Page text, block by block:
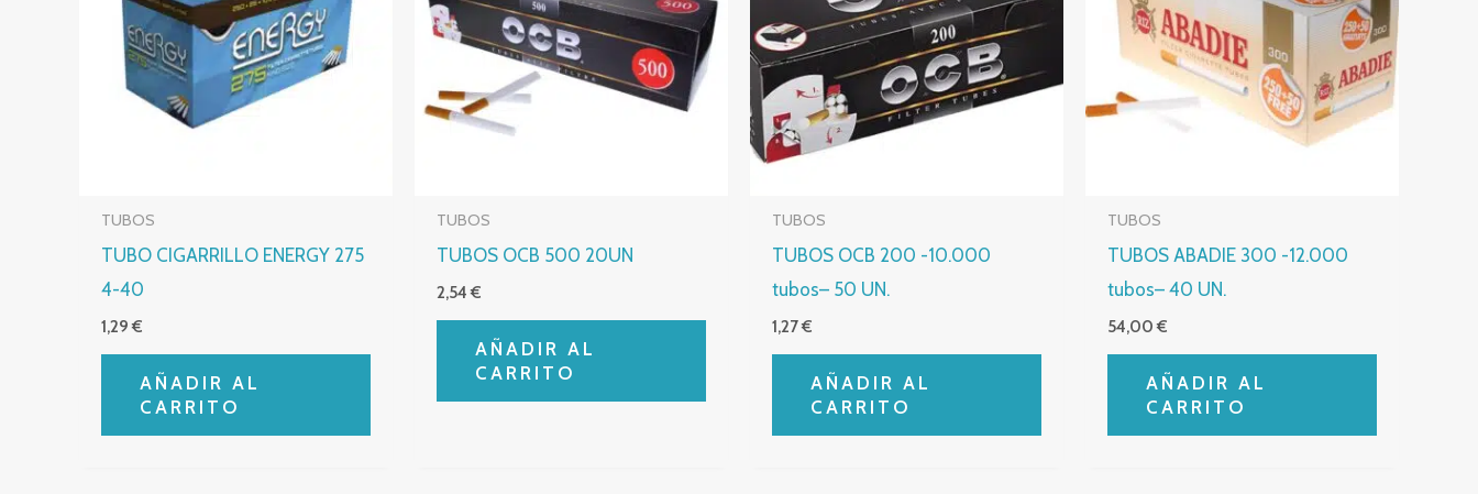
TUBOS
TUBO CIGARRILLO ENERGY 275
4-40
1,29€
AÑADIR AL
CARRITO
TUBOS
TUBOS OCB 500 20UN
2,54€
AÑADIR AL
CARRITO
TUBOS
TUBOS OCB 200 -10.000
tubos– 50 UN.
1,27€
AÑADIR AL
CARRITO
TUBOS
TUBOS ABADIE 300 -12.000
tubos– 40 UN.
54,00€
AÑADIR AL
CARRITO